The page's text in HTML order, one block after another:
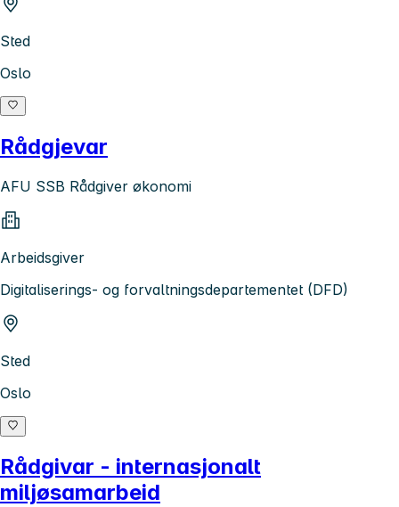
Sted
Oslo
Rådgjevar
AFU SSB Rådgiver økonomi
Arbeidsgiver
Digitaliserings- og forvaltningsdepartementet (DFD)
Sted
Oslo
Rådgivar - internasjonalt
miljøsamarbeid